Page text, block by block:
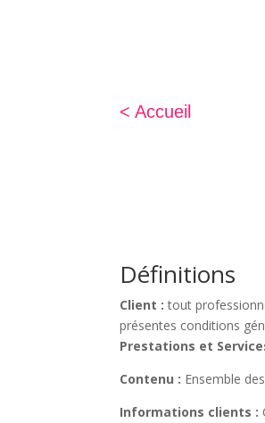
< Accueil
Définitions
Client : tout
présentes conditions
Prestations et
Contenu : Ensemble
Informations clients :